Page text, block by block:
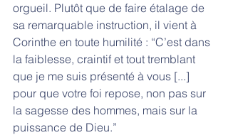
orgueil. Plutôt que de faire étalage de
sa remarquable instruction, il vient à
Corinthe en toute humilité : “C’est dans
la faiblesse, craintif et tout tremblant
que je me suis présenté à vous [...]
pour que votre foi repose, non pas sur
la sagesse des hommes, mais sur la
puissance de Dieu.”